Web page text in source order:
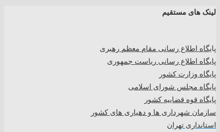
لینک های مستقیم
پایگاه اطلاع رسانی مقام معظم رهبری
پایگاه اطلاع رسانی ریاست جمهوری
پایگاه وزارت کشور
پایگاه مجلس شورای اسلامی
پایگاه قوه قضاییه کشور
سازمان شهرداری ها و دهیاری های کشور
استانداری تهران